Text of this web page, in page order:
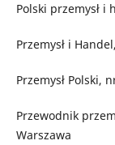
Polski przemysł i
Przemysł i
Przemysł Polski,
Przewodnik
Warszawa